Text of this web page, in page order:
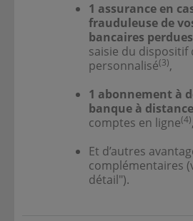
1 assurance en
frauduleuse de
bancaires
saisie du dispositif
personnalisé(3),
1 abonnement à
banque à distance
comptes en ligne(4),
Et d’autres
complémentaires
détail").